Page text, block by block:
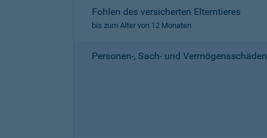
Fohlen des versicherten Elterntieres
bis zum Alter von 12 Monaten
Personen-, Sach- und Vermögensschäden